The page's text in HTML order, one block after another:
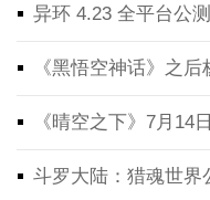
异环 4.23 全平台公
《黑悟空神话》之
《晴空之下》7月14
斗罗大陆：猎魂世界